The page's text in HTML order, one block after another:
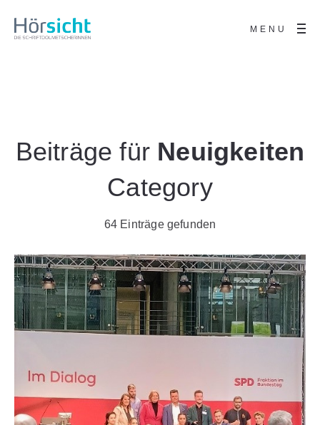
MENU
Beiträge für Neuigkeiten
Category
64 Einträge gefunden